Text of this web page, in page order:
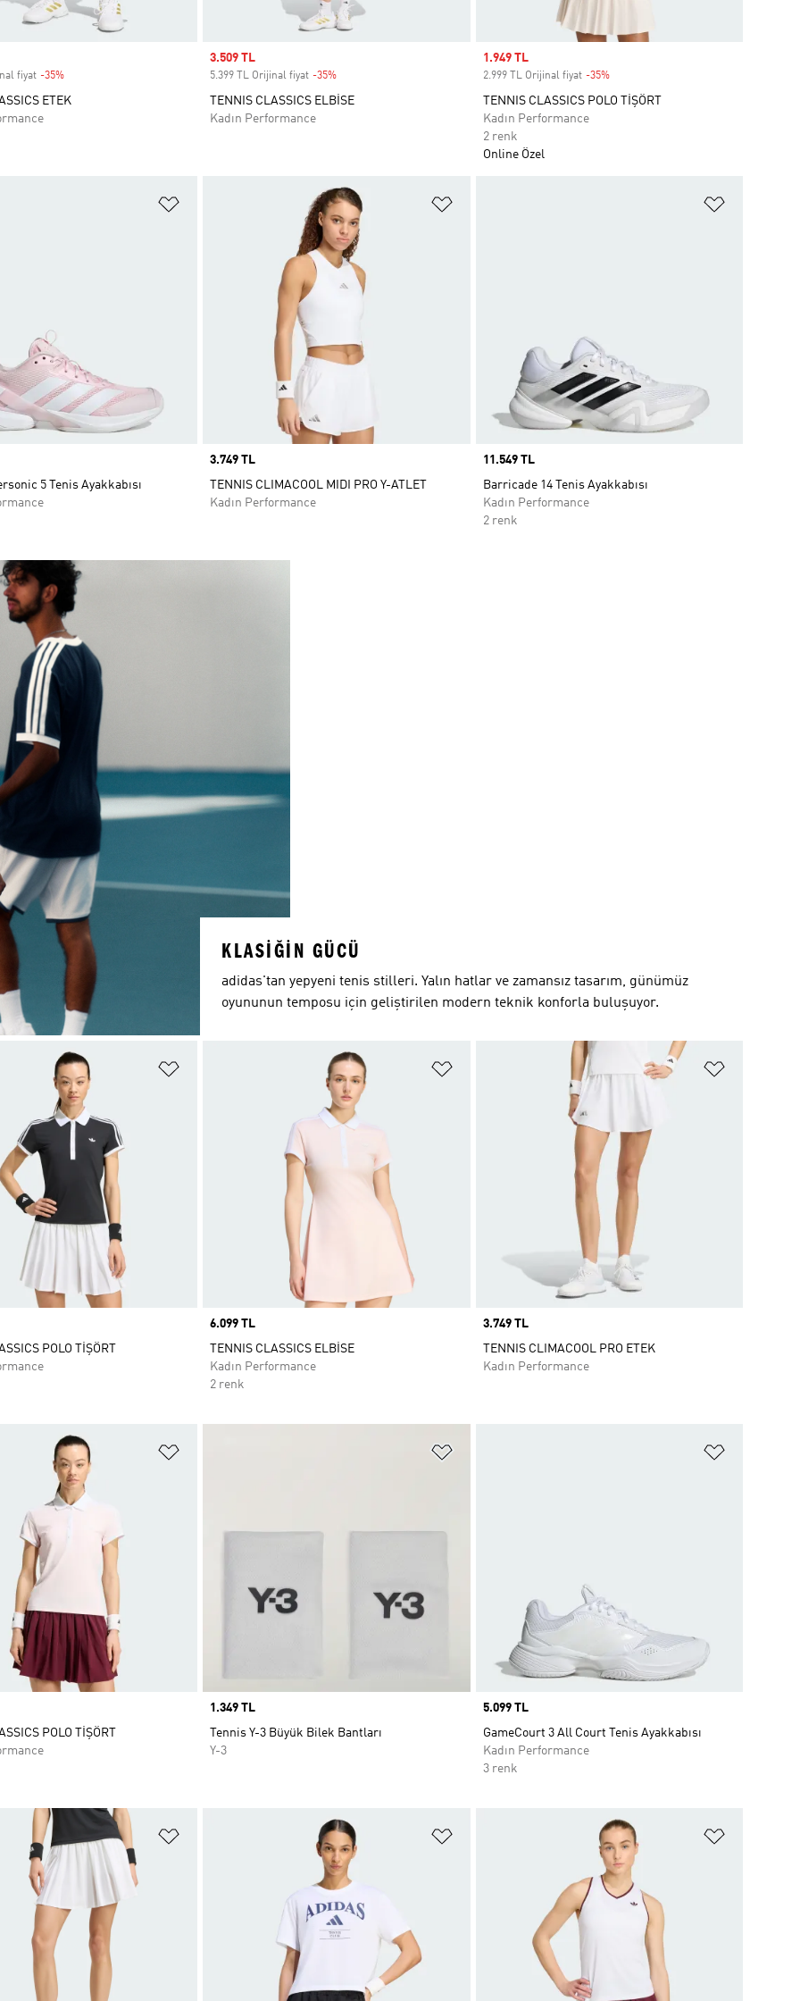
fiyat -35%Discount
ETEK
Sale price
3.509 TL
5.399 TL Orijinal fiyat -35%
TENNIS CLASSICS ELBİSE
Kadın Performance
Sale price
1.949 TL
2.999 TL Orijinal fiyat -35%Discount
TENNIS CLASSICS POLO TİŞÖRT
Kadın Performance
2 renk
Online Özel
Favori Listesine Ekle
5 Tenis Ayakkabısı
Price
3.749 TL
TENNIS CLIMACOOL MIDI PRO Y-ATLET
Kadın Performance
Price
11.549 TL
Barricade 14 Tenis Ayakkabısı
Kadın Performance
2 renk
POLO TİŞÖRT
Favori Listesine Ekle
Price
6.099 TL
TENNIS CLASSICS ELBİSE
Kadın Performance
2 renk
Price
3.749 TL
TENNIS CLIMACOOL PRO ETEK
Kadın Performance
POLO TİŞÖRT
Price
1.349 TL
Tennis Y-3 Büyük Bilek Bantları
Y-3
Price
5.099 TL
GameCourt 3 All Court Tenis Ayakkabısı
Kadın Performance
3 renk
Ekle
KLASİĞİN GÜCÜ
adidas'tan yepyeni tenis stilleri. Yalın hatlar ve zamansız tasarım, günümüz
oyununun temposu için geliştirilen modern teknik konforla buluşuyor.